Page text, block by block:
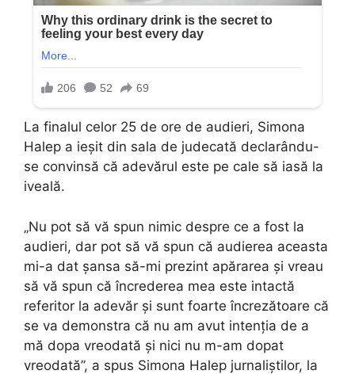
La finalul celor 25 de ore de audieri, Simona
Halep a ieșit din sala de judecată declarându-
se convinsă că adevărul este pe cale să iasă la
iveală.
„Nu pot să vă spun nimic despre ce a fost la
audieri, dar pot să vă spun că audierea aceasta
mi-a dat șansa să-mi prezint apărarea și vreau
să vă spun că încrederea mea este intactă
referitor la adevăr și sunt foarte încrezătoare că
se va demonstra că nu am avut intenția de a
mă dopa vreodată și nici nu m-am dopat
vreodată”, a spus Simona Halep jurnaliștilor, la